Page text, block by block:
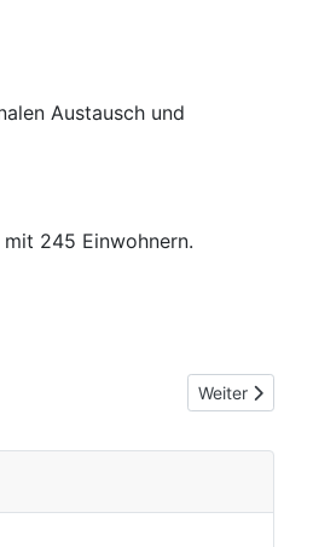
Austausch und
245 Einwohnern.
Nächster
Weiter